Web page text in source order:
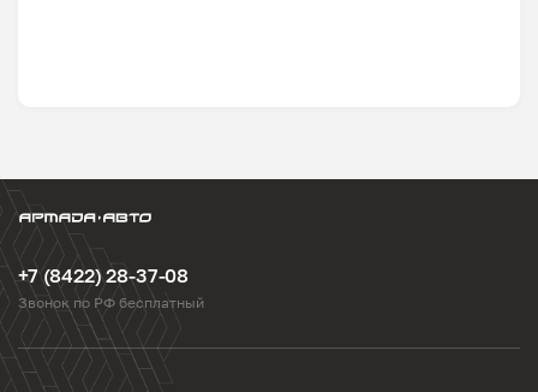
+7 (8422) 28-37-08
Звонок по РФ бесплатный